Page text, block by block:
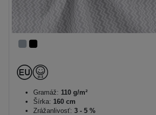
Gramáž: 110 g/m²
Šírka: 160 cm
Zrážanlivosť: 3 - 5 %